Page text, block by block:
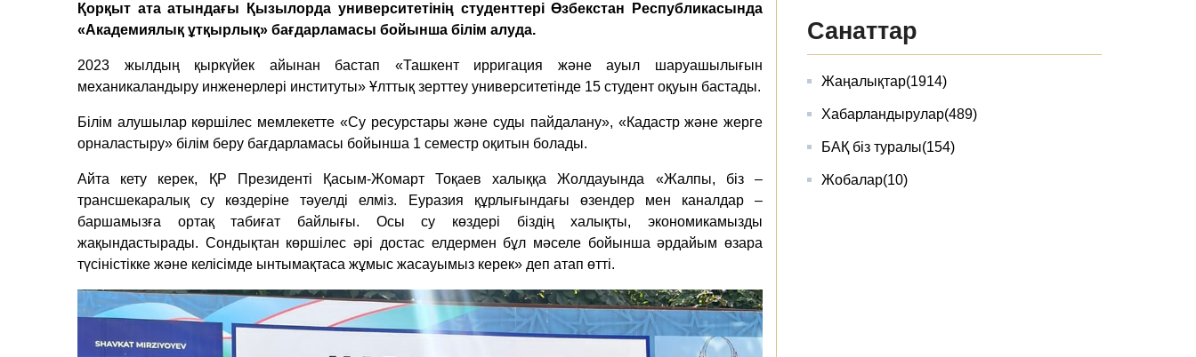
Қорқыт ата атындағы Қызылорда университетінің студенттері Өзбекстан Республикасында
«Академиялық ұтқырлық» бағдарламасы бойынша білім алуда.
2023 жылдың қыркүйек айынан бастап «Ташкент ирригация және ауыл шаруашылығын
механикаландыру инженерлері институты» Ұлттық зерттеу университетінде 15 студент оқуын бастады.
Білім алушылар көршілес мемлекетте «Су ресурстары және суды пайдалану», «Кадастр және жерге
орналастыру» білім беру бағдарламасы бойынша 1 семестр оқитын болады.
Айта кету керек, ҚР Президенті Қасым-Жомарт Тоқаев халыққа Жолдауында «Жалпы, біз –
трансшекаралық су көздеріне тәуелді елміз. Еуразия құрлығындағы өзендер мен каналдар –
баршамызға ортақ табиғат байлығы. Осы су көздері біздің халықты, экономикамызды
жақындастырады. Сондықтан көршілес әрі достас елдермен бұл мәселе бойынша әрдайым өзара
түсіністікке және келісімде ынтымақтаса жұмыс жасауымыз керек» деп атап өтті.
Санаттар
Жаңалықтар(1914)
Хабарландырулар(489)
БАҚ біз туралы(154)
Жобалар(10)